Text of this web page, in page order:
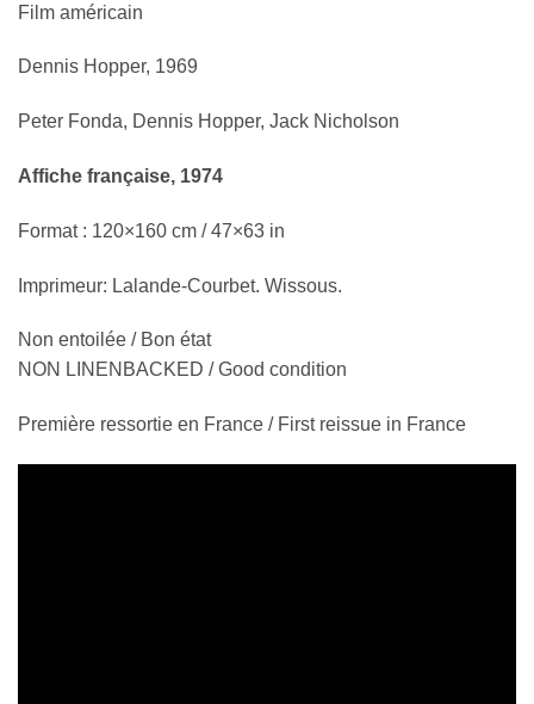
Film américain
Dennis Hopper, 1969
Peter Fonda, Dennis Hopper, Jack Nicholson
Affiche française, 1974
Format : 120×160 cm / 47×63 in
Imprimeur: Lalande-Courbet. Wissous.
Non entoilée / Bon état
NON LINENBACKED / Good condition
Première ressortie en France / First reissue in France